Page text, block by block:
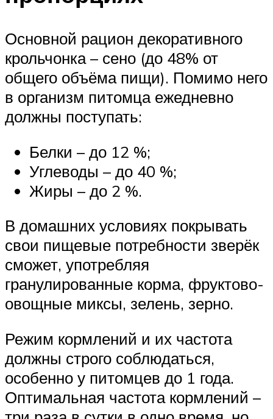
Основной рацион декоративного
крольчонка – сено (до 48% от
общего объёма пищи). Помимо него
в организм питомца ежедневно
должны поступать:
Белки – до 12 %;
Углеводы – до 40 %;
Жиры – до 2 %.
В домашних условиях покрывать
свои пищевые потребности зверёк
сможет, употребляя
гранулированные корма, фруктово-
овощные миксы, зелень, зерно.
Режим кормлений и их частота
должны строго соблюдаться,
особенно у питомцев до 1 года.
Оптимальная частота кормлений –